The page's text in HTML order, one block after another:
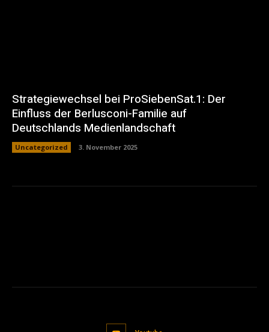
Strategiewechsel bei ProSiebenSat.1: Der
Einfluss der Berlusconi-Familie auf
Deutschlands Medienlandschaft
Uncategorized 3. November 2025